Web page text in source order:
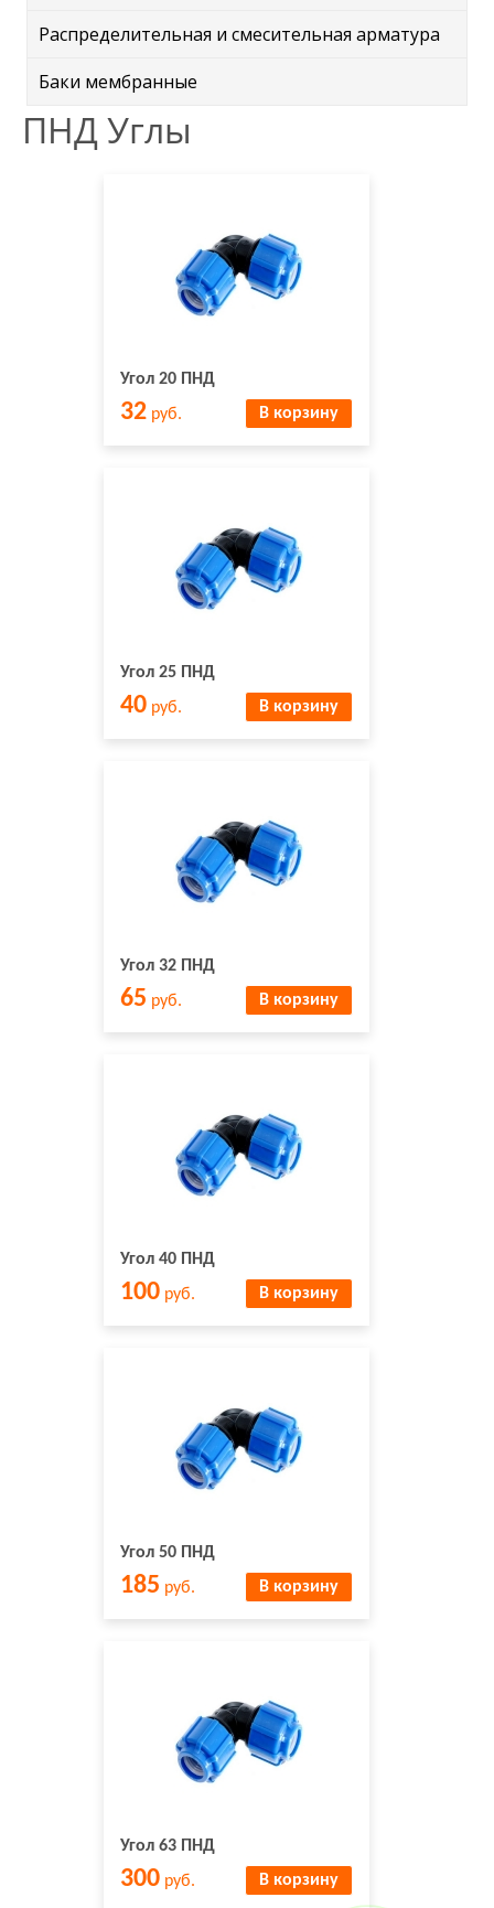
Распределительная и смесительная арматура
Баки мембранные
ПНД Углы
Угол 20 ПНД
32руб. В корзину
Угол 25 ПНД
40руб. В корзину
Угол 32 ПНД
65 руб. В корзину
Угол 40 ПНД
100руб. В корзину
Угол 50 ПНД
185 руб. В корзину
Угол 63 ПНД
300руб. В корзину